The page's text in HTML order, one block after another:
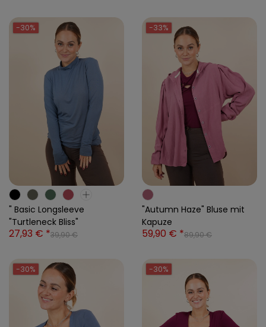
-30%
" Basic Longsleeve
"Turtleneck Bliss"
27,93 € *39,90 €
-33%
"Autumn Haze" Bluse mit
Kapuze
59,90 € *89,90 €
-30% -30%